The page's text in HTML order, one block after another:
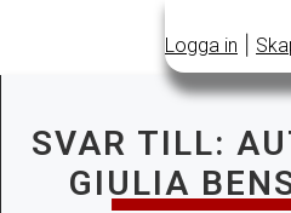
Logga in
SVAR TILL:
GIULIA